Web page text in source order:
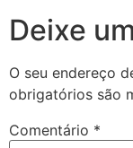
Deixe
O seu endereço
obrigatórios são
Comentário *